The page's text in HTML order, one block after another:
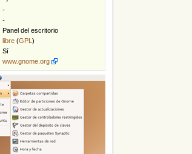
-
-
Panel del escritorio
libre(GPL)
Sí
www.gnome.org